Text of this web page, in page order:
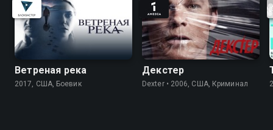
Ветреная река
2017, США, Боевик
Декстер
Dexter • 2006, США, Криминал